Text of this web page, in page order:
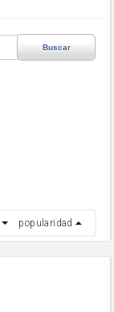
Buscar
popularidad